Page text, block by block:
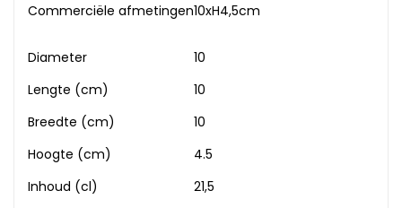
Commerciële afmetingen10xH4,5cm
Diameter
10
Lengte (cm)
10
Breedte (cm)
10
Hoogte (cm)
4.5
Inhoud (cl)
21,5